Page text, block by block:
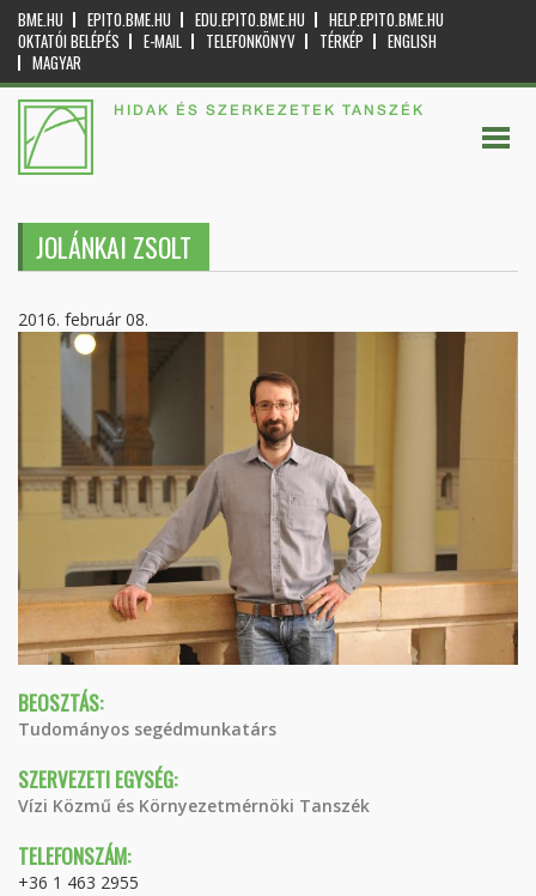
BME.HU EPITO.BME.HU EDU.EPITO.BME.HU
HELP.EPITO.BME.HU
OKTATÓI BELÉPÉS
E-MAIL TELEFONKÖNYV TÉRKÉP
ENGLISH
MAGYAR
HIDAK ÉS SZERKEZETEK TANSZÉK
JOLÁNKAI ZSOLT
2016. február 08.
BEOSZTÁS:
Tudományos segédmunkatárs
SZERVEZETI EGYSÉG:
Vízi Közmű és Környezetmérnöki Tanszék
TELEFONSZÁM:
+36 1 463 2955